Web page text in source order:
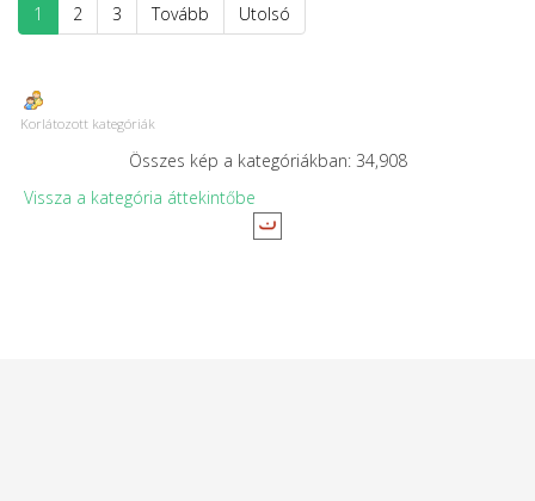
1 2 3 Tovább Utolsó
Korlátozott kategóriák
Összes kép a kategóriákban: 34,908
Vissza a kategória áttekintőbe